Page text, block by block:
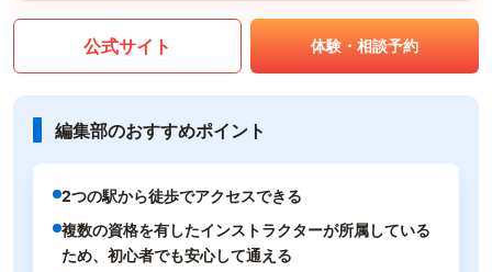
公式サイト 体験・相談予約
編集部のおすすめポイント
2つの駅から徒歩でアクセスできる
複数の資格を有したインストラクターが所属している
ため、初心者でも安心して通える